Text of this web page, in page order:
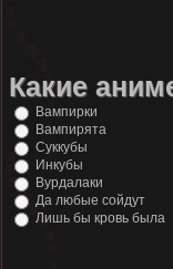
Какие
Вампирки
Вампирята
Суккубы
Инкубы
Вурдалаки
Да любые сойдут
Лишь бы кровь была